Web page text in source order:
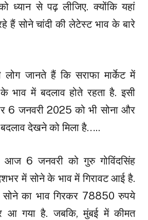
ध्यान से पढ़ लीजिए. क्योंकि यहां
सोने चांदी की लेटेस्ट भाव के बारे
जानते हैं कि सराफा मार्केट में
के भाव में बदलाव होते रहता है. इसी
6 जनवरी 2025 को भी सोना और
बदलाव देखने को मिला है…..
6 जनवरी को गुरु गोविंदसिंह
में सोने के भाव में गिरावट आई है.
का भाव गिरकर 78850 रुपये
आ गया है. जबकि, मुंबई में कीमत